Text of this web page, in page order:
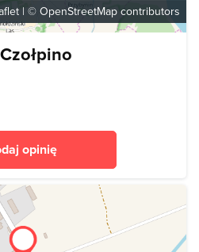
| © OpenStreetMap contributors
opinię